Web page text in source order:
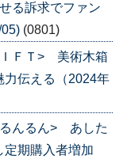
る訴求でファン
(0801)
ＦＴ> 美術木箱
力伝える（2024年
んるん> あした
定期購入者増加